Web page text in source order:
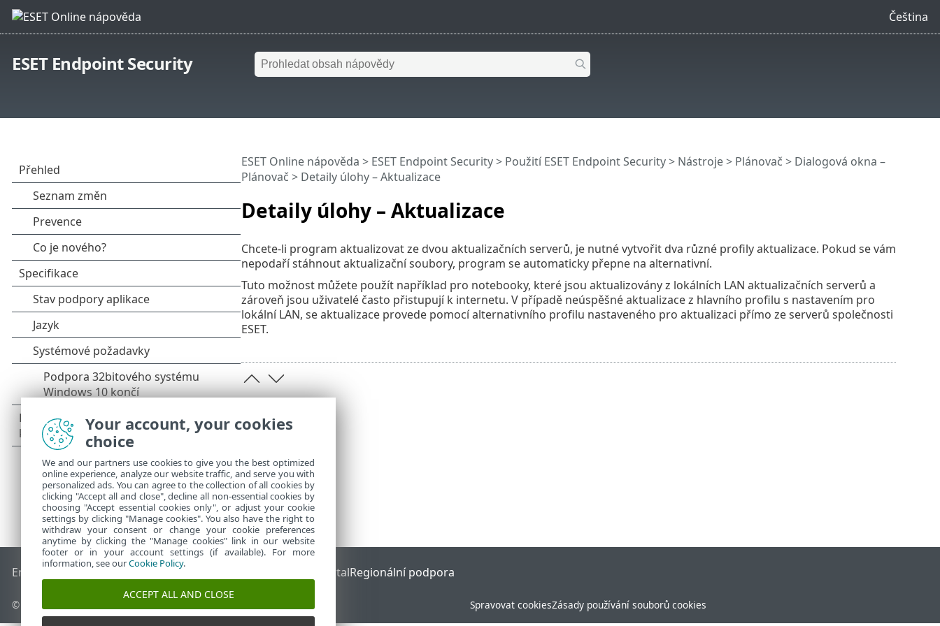
Čeština
ESET Endpoint Security
Detaily úlohy – Aktualizace
ESET Online nápověda > ESET Endpoint Security> Použití ESET Endpoint Security> Nástroje> Plánovač > Dialogová okna –
Plánovač > Detaily úlohy – Aktualizace
Chcete-li program aktualizovat ze dvou aktualizačních serverů, je nutné vytvořit dva různé profily aktualizace. Pokud se vám
nepodaří stáhnout aktualizační soubory, program se automaticky přepne na alternativní.
Tuto možnost můžete použít například pro notebooky, které jsou aktualizovány z lokálních LAN aktualizačních serverů a
zároveň jsou uživatelé často přistupují k internetu. V případě neúspěšné aktualizace z hlavního profilu s nastavením pro
lokální LAN, se aktualizace provede pomocí alternativního profilu nastaveného pro aktualizaci přímo ze serverů společnosti
ESET.
End of Life ESET Databáze znalostí ESET Status PortalRegionální podpora
© 1992 - 2026 ESET, spol. s r.o. - Všechna práva vyhrazena. Spravovat cookiesZásady používání souborů cookies
Your account, your cookies
choice
We and our partners use cookies to give you the best optimized
online experience, analyze our website traffic, and serve you with
personalized ads. You can agree to the collection of all cookies by
clicking "Accept all and close", decline all non-essential cookies by
choosing "Accept essential cookies only", or adjust your cookie
settings by clicking "Manage cookies". You also have the right to
withdraw your consent or change your cookie preferences
anytime by clicking the "Manage cookies" link in our website
footer or in your account settings (if available). For more
information, see ourCookie Policy.
ACCEPT ALL AND CLOSE